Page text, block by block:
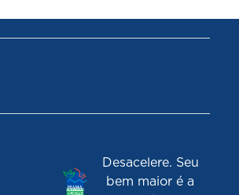
Desacelere. Seu
bem maior é a